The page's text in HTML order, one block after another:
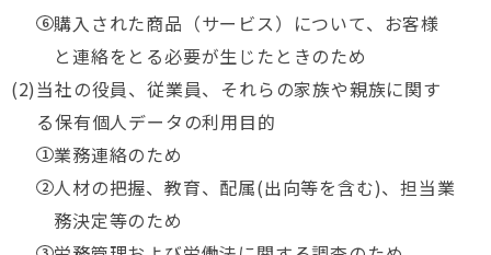
購入された商品（サービス）について、お客様
と連絡をとる必要が生じたときのため
当社の役員、従業員、それらの家族や親族に関す
る保有個人データの利用目的
業務連絡のため
人材の把握、教育、配属(出向等を含む)、担当業
務決定等のため